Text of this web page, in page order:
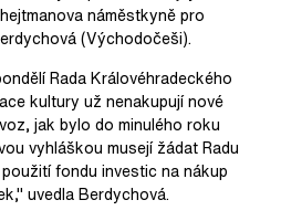
náměstkyně pro
(Východočeši).
Rada Královéhradeckého
kultury už nenakupují nové
jak bylo do minulého roku
vyhláškou musejí žádat Radu
fondu investic na nákup
uvedla Berdychová.